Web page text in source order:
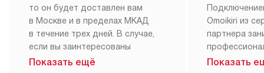
то он будет доставлен вам
в Москве и в пределах МКАД
в течение трех дней. В случае,
если вы заинтересованы
в товаре, который доступен
Показать ещё
Omoikiri из
партнера
Наш сервис
Показать